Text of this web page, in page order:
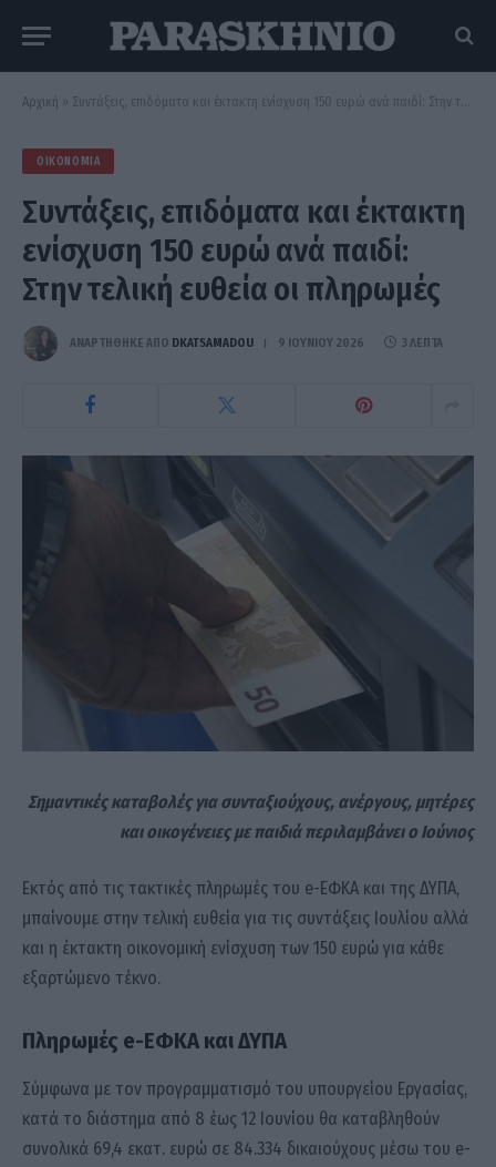
Αρχική » Συντάξεις, επιδόματα και έκτακτη ενίσχυση 150 ευρώ ανά παιδί: Στην τελική ευθεία οι πληρωμές
ΟΙΚΟΝΟΜΊΑ
Συντάξεις, επιδόματα και έκτακτη
ενίσχυση 150 ευρώ ανά παιδί:
Στην τελική ευθεία οι πληρωμές
ΑΝΑΡΤΗΘΗΚΕ ΑΠΟ DKATSAMADOU 9 ΙΟΥΝΊΟΥ 2026 3 ΛΕΠΤΆ
Σημαντικές καταβολές για συνταξιούχους, ανέργους, μητέρες
και οικογένειες με παιδιά περιλαμβάνει ο Ιούνιος
Eκτός από τις τακτικές πληρωμές του e-ΕΦΚΑ και της ΔΥΠΑ,
μπαίνουμε στην τελική ευθεία για τις συντάξεις Ιουλίου αλλά
και η έκτακτη οικονομική ενίσχυση των 150 ευρώ για κάθε
εξαρτώμενο τέκνο.
Πληρωμές e-ΕΦΚΑ και ΔΥΠΑ
Σύμφωνα με τον προγραμματισμό του υπουργείου Εργασίας,
κατά το διάστημα από 8 έως 12 Ιουνίου θα καταβληθούν
συνολικά 69,4 εκατ. ευρώ σε 84.334 δικαιούχους μέσω του e-